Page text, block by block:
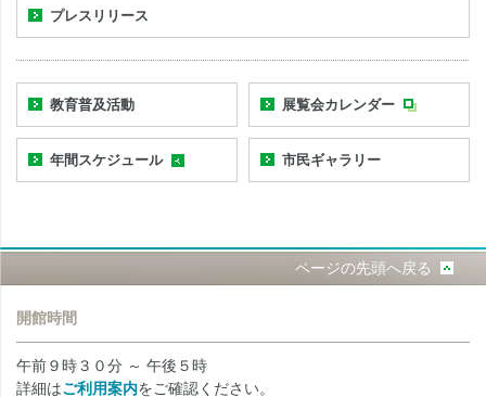
プレスリリース
教育普及活動 展覧会カレンダー
年間スケジュール 市民ギャラリー
ページの先頭へ戻る
開館時間
午前９時３０分 ～ 午後５時
詳細はご利用案内をご確認ください。